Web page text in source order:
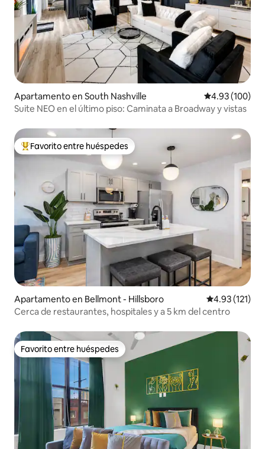
Apartamento en South Nashville Calificación
4.93 (100)
Suite NEO en el último piso: Caminata a Broadway y vistas
Favorito entre huéspedes preferido
Favorito entre huéspedes
Apartamento en Bellmont - Hillsboro Calificación
4.93 (121)
Cerca de restaurantes, hospitales y a 5 km del centro
Favorito entre huéspedes
Favorito entre huéspedes